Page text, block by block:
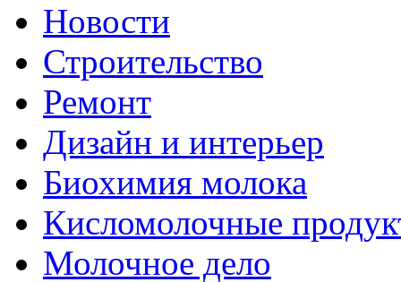
Новости
Строительство
Ремонт
Дизайн и интерьер
Биохимия молока
Кисломолочные
Молочное дело